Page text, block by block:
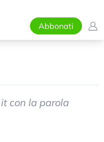
Abbonati
con la parola